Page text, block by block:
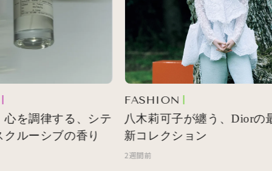
調律する、シテ
ルーシブの香り
FASHION
八木莉可子が纏う、Diorの最
新コレクション
2週間前